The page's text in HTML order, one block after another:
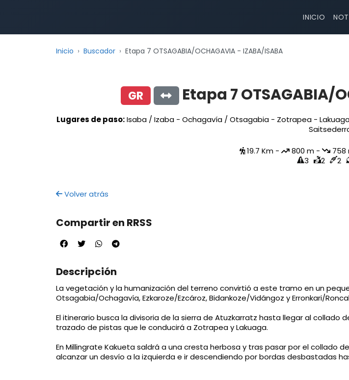
INICIO
Inicio Buscador Etapa 7 OTSAGABIA/OCHAGAVIA - IZABA/ISABA
GR Etapa 7 OTSAGABIA/
Lugares de paso:Isaba / Izaba - Ochagavía / Otsagabia - Zotrapea -
19.7 Km - 800 m - 758
3
2 2
Volver atrás
Compartir en RRSS
Descripción
La vegetación y la humanización del terreno convirtió a este tramo en un
Otsagabia/Ochagavía, Ezkaroze/Ezcároz, Bidankoze/Vidángoz y Erronkari/
El itinerario busca la divisoria de la sierra de Atuzkarratz hasta llegar al collado
trazado de pistas que le conducirá a Zotrapea y Lakuaga.
En Millingrate Kakueta saldrá a una cresta herbosa y tras pasar por el collado
alcanzar un desvío a la izquierda e ir descendiendo por bordas desbastadas